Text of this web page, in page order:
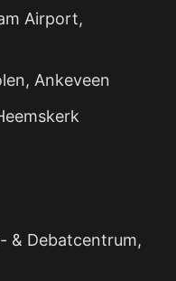
Airport,
Ankeveen
& Debatcentrum,